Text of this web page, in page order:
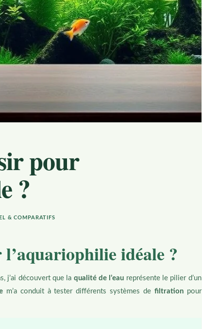
pour
?
& COMPARATIFS
idéale ?
j’ai découvert que la qualité de l’eau représente le pilier d’un
m’a conduit à tester différents systèmes de filtrationpour